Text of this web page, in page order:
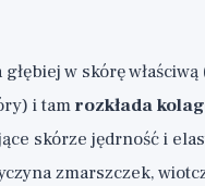
głębiej w skórę właściwą
i tamrozkłada
skórze jędrność i
zmarszczek,